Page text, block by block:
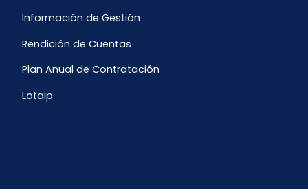
Información de Gestión
Rendición de Cuentas
Plan Anual de Contratación
Lotaip